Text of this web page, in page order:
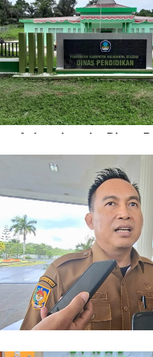
Aniaya Lansia, Dinas
Copot Kepala SDN 84